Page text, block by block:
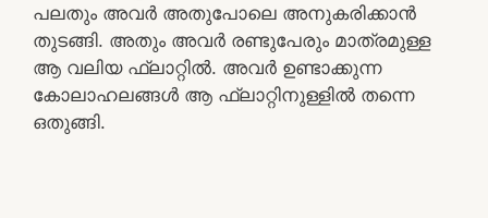
പലതും അവർ അതുപോലെ അനുകരിക്കാൻ
തുടങ്ങി. അതും അവർ രണ്ടുപേരും മാത്രമുള്ള
ആ വലിയ ഫ്ലാറ്റിൽ. അവർ ഉണ്ടാക്കുന്ന
കോലാഹലങ്ങൾ ആ ഫ്ലാറ്റിനുള്ളിൽ തന്നെ
ഒതുങ്ങി.